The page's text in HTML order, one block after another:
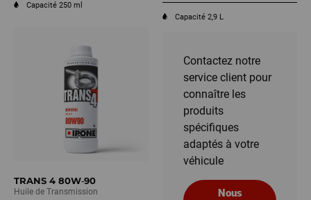
Capacité 250 ml
TRANS 4 80W‑90
Huile de Transmission
Capacité 2,9 L
Contactez notre
service client pour
connaître les
produits
spécifiques
adaptés à votre
véhicule
Nous